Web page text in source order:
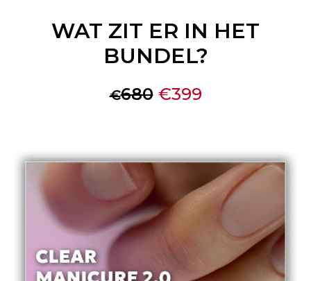
WAT ZIT ER IN HET
BUNDEL?
€680 €399